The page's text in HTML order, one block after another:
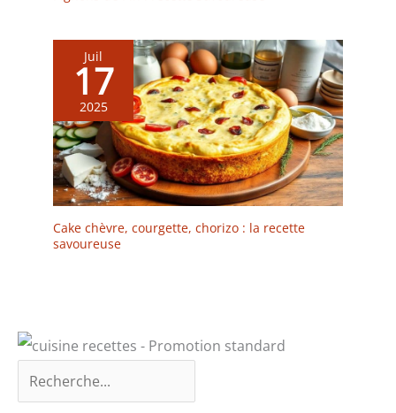
famille, les mariages, les
anniversaires, les fêtes
de vacances ou pour un
usage quotidien.
Juil
17
2025
Cake chèvre, courgette, chorizo : la recette
savoureuse